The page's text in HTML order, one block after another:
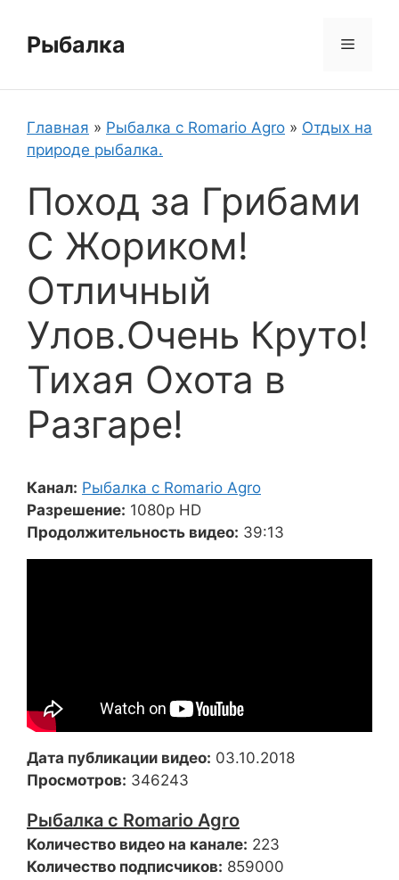
содержимому
Рыбалка Меню
Главная » Рыбалка с Romario Agro » Отдых на
природе рыбалка.
Поход за Грибами
С Жориком!
Отличный
Улов.Очень Круто!
Тихая Охота в
Разгаре!
Канал: Рыбалка с Romario Agro
Разрешение: 1080p HD
Продолжительность видео: 39:13
Дата публикации видео: 03.10.2018
Просмотров: 346243
Рыбалка с Romario Agro
Количество видео на канале: 223
Количество подписчиков: 859000